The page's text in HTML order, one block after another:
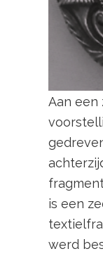
Aan een
is een
werd